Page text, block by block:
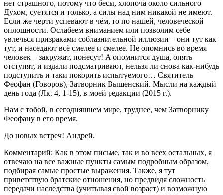
нет страшного, потому что бесы, хлопоча около сильного
Духом, суетятся и только, а силы над ним никакой не имеют.
Если же черти успевают в чём, то по нашей, человеческой
оплошности. Ослабеем вниманием или позволим себе
увлечься призраками соблазнительной иллюзии – они тут как
тут, и наседают всё смелее и смелее. Не опомнись во время
человек – закружат, понесут! А опомнится душа, опять
отступят, и издали подсматривают, нельзя ли снова как-нибудь
подступить и таки покорить испытуемого… Святитель
Феофан (Говоров), Затворник Вышенский. Мысли на каждый
день года (Лк. 4, 1-15), в моей редакции (2015 г.).
Нам с тобой, в сегодняшнем мире, труднее, чем Затворнику
Феофану в его время.
До новых встреч! Андрей.
Комментарий: Как в этом письме, так и во всех остальных, я
отвечаю на все важные пункты самым подробным образом,
подбирая самые простые выражения. Также, я тут
приветствую братские отношения, но предвидя сложность
передачи наследства (учитывая свой возраст) и возможную